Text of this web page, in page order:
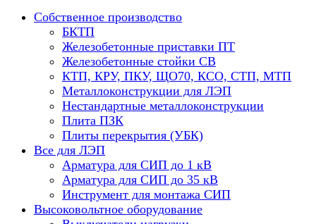
Собственное производство
БКТП
Железобетонные приставки ПТ
Железобетонные стойки СВ
КТП, КРУ, ПКУ, ЩО70, КСО, СТП, МТП
Металлоконструкции для ЛЭП
Нестандартные металлоконструкции
Плита ПЗК
Плиты перекрытия (УБК)
Все для ЛЭП
Арматура для СИП до 1 кВ
Арматура для СИП до 35 кВ
Инструмент для монтажа СИП
Высоковольтное оборудование